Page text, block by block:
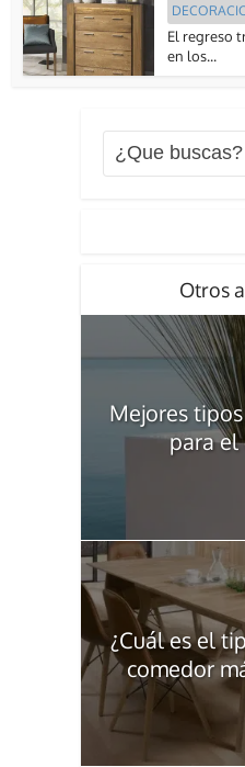
El regreso
en los...
Otros
Mejores
para
¿Cuál es el
comedor